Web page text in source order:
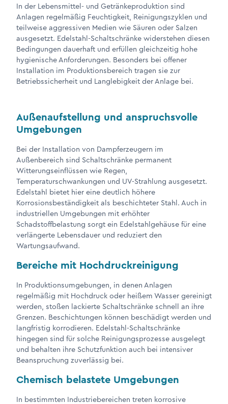
In der Lebensmittel- und Getränkeproduktion sind
Anlagen regelmäßig Feuchtigkeit, Reinigungszyklen und
teilweise aggressiven Medien wie Säuren oder Salzen
ausgesetzt. Edelstahl-Schaltschränke widerstehen diesen
Bedingungen dauerhaft und erfüllen gleichzeitig hohe
hygienische Anforderungen. Besonders bei offener
Installation im Produktionsbereich tragen sie zur
Betriebssicherheit und Langlebigkeit der Anlage bei.
Außenaufstellung und anspruchsvolle
Umgebungen
Bei der Installation von Dampferzeugern im
Außenbereich sind Schaltschränke permanent
Witterungseinflüssen wie Regen,
Temperaturschwankungen und UV-Strahlung ausgesetzt.
Edelstahl bietet hier eine deutlich höhere
Korrosionsbeständigkeit als beschichteter Stahl. Auch in
industriellen Umgebungen mit erhöhter
Schadstoffbelastung sorgt ein Edelstahlgehäuse für eine
verlängerte Lebensdauer und reduziert den
Wartungsaufwand.
Bereiche mit Hochdruckreinigung
In Produktionsumgebungen, in denen Anlagen
regelmäßig mit Hochdruck oder heißem Wasser gereinigt
werden, stoßen lackierte Schaltschränke schnell an ihre
Grenzen. Beschichtungen können beschädigt werden und
langfristig korrodieren. Edelstahl-Schaltschränke
hingegen sind für solche Reinigungsprozesse ausgelegt
und behalten ihre Schutzfunktion auch bei intensiver
Beanspruchung zuverlässig bei.
Chemisch belastete Umgebungen
In bestimmten Industriebereichen treten korrosive